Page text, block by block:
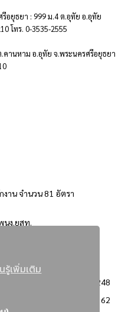
รู้เพิ่มเติม
อยุธยา : 999 ม.4 ต.อุทัย อ.อุทัย
โทร. 0-3535-2555
านหาม อ.อุทัย จ.พระนครศรีอยุธยา
าน จำนวน 81 อัตรา
นง.ยสท.
3248
2362